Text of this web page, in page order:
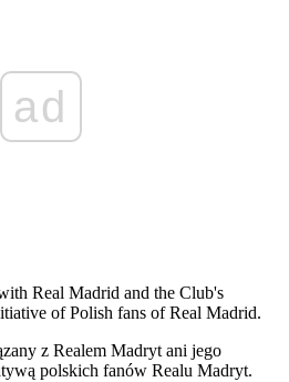
ad
Real Madrid and the Club's
of Polish fans of Real Madrid.
z Realem Madryt ani jego
polskich fanów Realu Madryt.